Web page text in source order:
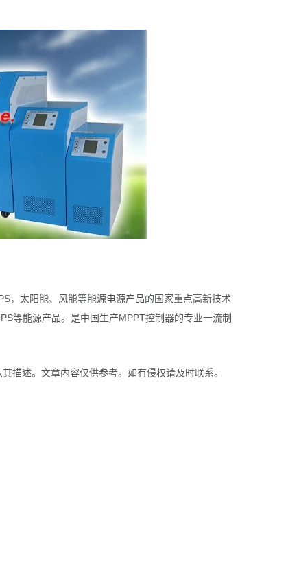
，太阳能、风能等能源电源产品的国家重点高新技术
等能源产品。是中国生产MPPT控制器的专业一流制
描述。文章内容仅供参考。如有侵权请及时联系。